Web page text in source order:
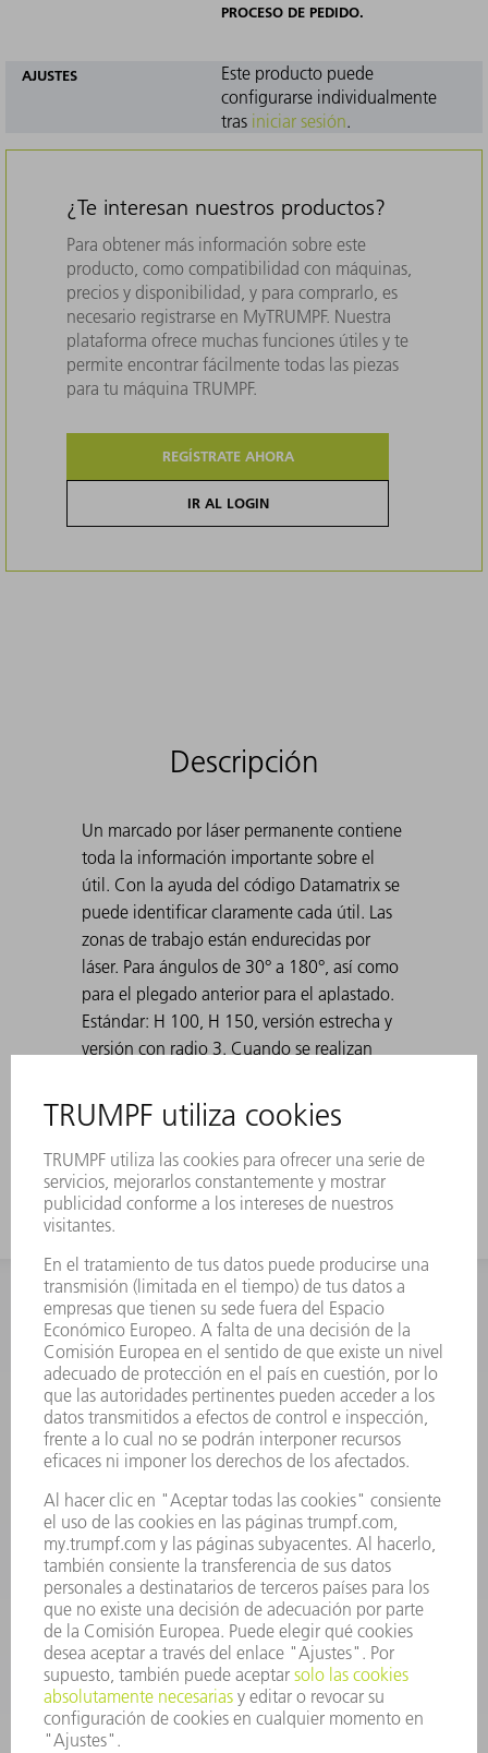
PROCESO DE PEDIDO.
AJUSTES
Este producto puede
configurarse individualmente
tras iniciar sesión.
¿Te interesan nuestros productos?
Para obtener más información sobre este
producto, como compatibilidad con máquinas,
precios y disponibilidad, y para comprarlo, es
necesario registrarse en MyTRUMPF. Nuestra
plataforma ofrece muchas funciones útiles y te
permite encontrar fácilmente todas las piezas
para tu máquina TRUMPF.
REGÍSTRATE AHORA
IR AL LOGIN
Descripción
Un marcado por láser permanente contiene
toda la información importante sobre el
útil. Con la ayuda del código Datamatrix se
puede identificar claramente cada útil. Las
zonas de trabajo están endurecidas por
láser. Para ángulos de 30° a 180°, así como
para el plegado anterior para el aplastado.
Estándar: H 100, H 150, versión estrecha y
versión con radio 3. Cuando se realizan
chapa doblada puede atascarse en la
matriz. Las ayudas de expulsión de TRUMPF
resuelven este problema.
INFORMACIÓN
Preguntas más frecuentes
Condiciones generales de venta
CONTACTO
Departamento de Repuestos
+34 91 657 36 70
Viernes de 8h – 17h
repuestos@es.trumpf.com
CONTACTO
Departamento de Utillaje
+34 91 657 36 69
Lunes a Jueves de 8h – 18h
Viernes de 8h – 17h
utillaje@trumpf.com